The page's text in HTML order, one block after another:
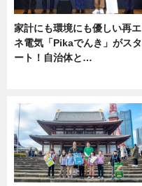
家計にも環境にも優しい再エ
ネ電気「Pikaでんき」がスタ
ート！自治体と…